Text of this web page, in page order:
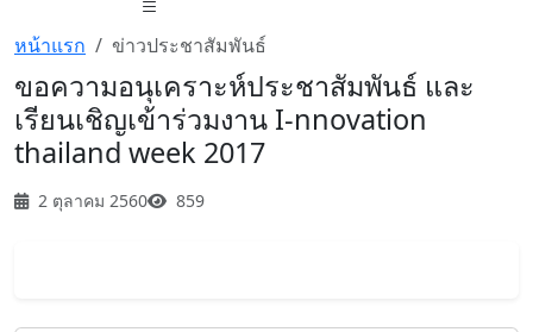
หน้าแรก ข่าวประชาสัมพันธ์
ขอความอนุเคราะห์ประชาสัมพันธ์ และ
เรียนเชิญเข้าร่วมงาน I-nnovation
thailand week 2017
2 ตุลาคม 2560 859